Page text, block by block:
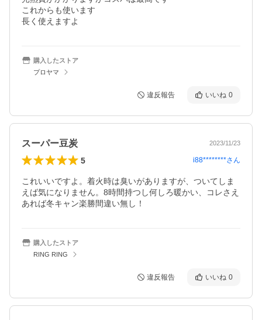
これからも使います
長く使えますよ
購入したストア
プロヤマ
違反報告 いいね 0
スーパー豆炭 2023/11/23
5 i88********さん
これいいですよ。着火時は臭いがありますが、ついてしま
えば気になりません。8時間持つし何しろ暖かい、コレさえ
あれば冬キャン楽勝間違い無し！
購入したストア
RING RING
違反報告 いいね 0